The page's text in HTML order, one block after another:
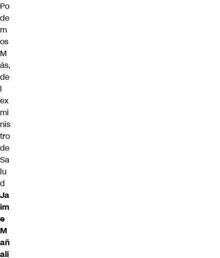
Po
de
m
os
M
ás,
de
l
ex
mi
nis
tro
de
Sa
lu
d
Ja
im
e
M
añ
ali